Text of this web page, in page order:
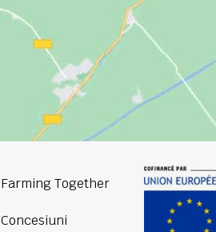
Farming Together
Concesiuni